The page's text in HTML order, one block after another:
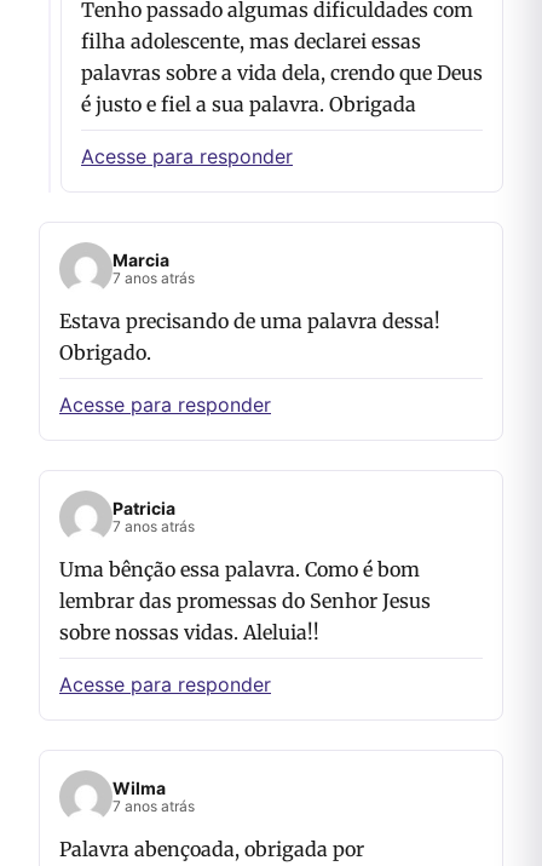
Tenho passado algumas dificuldades com
filha adolescente, mas declarei essas
palavras sobre a vida dela, crendo que Deus
é justo e fiel a sua palavra. Obrigada
Acesse para responder
Marcia
7 anos atrás
Estava precisando de uma palavra dessa!
Obrigado.
Acesse para responder
Patricia
7 anos atrás
Uma bênção essa palavra. Como é bom
lembrar das promessas do Senhor Jesus
sobre nossas vidas. Aleluia!!
Acesse para responder
Wilma
7 anos atrás
Palavra abençoada, obrigada por